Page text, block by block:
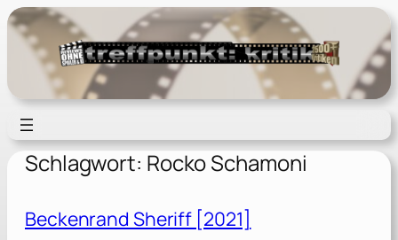
Zum
Inhalt
springen
Schlagwort: Rocko Schamoni
Beckenrand Sheriff [2021]